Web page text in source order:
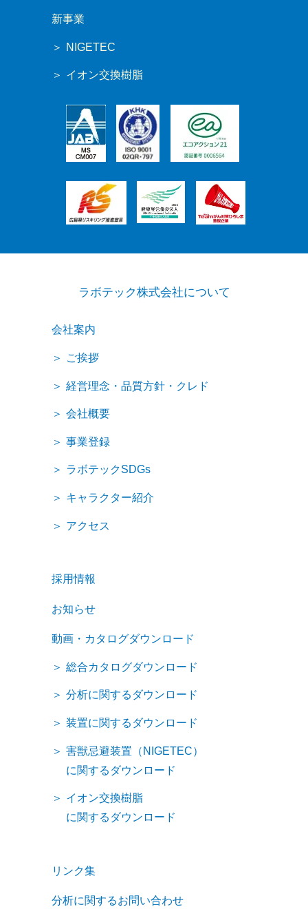
新事業
NIGETEC
イオン交換樹脂
ラボテック株式会社について
会社案内
ご挨拶
経営理念・品質方針・クレド
会社概要
事業登録
ラボテックSDGs
キャラクター紹介
アクセス
採用情報
お知らせ
動画・カタログダウンロード
総合カタログダウンロード
分析に関するダウンロード
装置に関するダウンロード
害獣忌避装置（NIGETEC）
に関するダウンロード
イオン交換樹脂
に関するダウンロード
リンク集
分析に関するお問い合わせ